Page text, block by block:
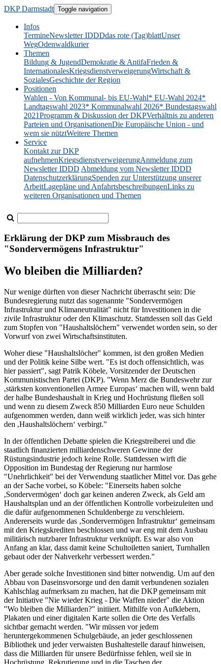
DKP Darmstadt Toggle navigation
Infos
TermineNewsletter IDDDdas rote (Tag)blattUnser
WegOdenwaldkurier
Themen
Bildung & JugendDemokratie & AntifaFrieden &
InternationalesKriegsdienstverweigerungWirtschaft &
SozialesGeschichte der Region
Positionen
Wahlen - Von Kommunal- bis EU-Wahl* EU-Wahl 2024*
Landtagswahl 2023* Kommunalwahl 2026* Bundestagswahl
2021Programm & Diskussion der DKPVerhältnis zu anderen
Parteien und OrganisationenDie Europäische Union - und
wem sie nütztWeitere Themen
Service
Kontakt zur DKP
aufnehmenKriegsdienstverweigerungAnmeldung zum
Newsletter IDDD Abmeldung vom Newsletter IDDD
DatenschutzerklärungSpenden zur Unterstützung unserer
ArbeitLagepläne und AnfahrtsbeschreibungenLinks zu
weiteren Organisationen und Themen
Erklärung der DKP zum Missbrauch des
"Sondervermögens Infrastruktur"
Wo bleiben die Milliarden?
Nur wenige dürften von dieser Nachricht überrascht sein: Die
Bundesregierung nutzt das sogenannte "Sondervermögen
Infrastruktur und Klimaneutralität" nicht für Investitionen in die
zivile Infrastruktur oder den Klimaschutz. Stattdessen soll das Geld
zum Stopfen von "Haushaltslöchern" verwendet worden sein, so der
Vorwurf von zwei Wirtschaftsinstituten.
Woher diese "Haushaltslöcher" kommen, ist den großen Medien
und der Politik keine Silbe wert. "Es ist doch offensichtlich, was
hier passiert", sagt Patrik Köbele, Vorsitzender der Deutschen
Kommunistischen Partei (DKP). "Wenn Merz die Bundeswehr zur
,stärksten konventionellen Armee Europas‘ machen will, wenn bald
der halbe Bundeshaushalt in Krieg und Hochrüstung fließen soll
und wenn zu diesem Zweck 850 Milliarden Euro neue Schulden
aufgenommen werden, dann weiß wirklich jeder, was sich hinter
den ,Haushaltslöchern‘ verbirgt."
In der öffentlichen Debatte spielen die Kriegstreiberei und die
staatlich finanzierten milliardenschweren Gewinne der
Rüstungsindustrie jedoch keine Rolle. Stattdessen wirft die
Opposition im Bundestag der Regierung nur harmlose
"Unehrlichkeit" bei der Verwendung staatlicher Mittel vor. Das gehe
an der Sache vorbei, so Köbele: "Einerseits haben solche
,Sondervermögen‘ doch gar keinen anderen Zweck, als Geld am
Haushaltsplan und an der öffentlichen Kontrolle vorbeizuleiten und
die dafür aufgenommenen Schuldenberge zu verschleiern.
Andererseits wurde das ‚Sondervermögen Infrastruktur‘ gemeinsam
mit den Kriegskrediten beschlossen und war eng mit dem Ausbau
militärisch nutzbarer Infrastruktur verknüpft. Es war also von
Anfang an klar, dass damit keine Schultoiletten saniert, Turnhallen
gebaut oder der Nahverkehr verbessert werden."
Aber gerade solche Investitionen sind bitter notwendig. Um auf den
Abbau von Daseinsvorsorge und den damit verbundenen sozialen
Kahlschlag aufmerksam zu machen, hat die DKP gemeinsam mit
der Initiative "Nie wieder Krieg - Die Waffen nieder" die Aktion
"Wo bleiben die Milliarden?" initiiert. Mithilfe von Aufklebern,
Plakaten und einer digitalen Karte sollen die Orte des Verfalls
sichtbar gemacht werden. "Wir müssen vor jedem
heruntergekommenen Schulgebäude, an jeder geschlossenen
Bibliothek und jeder verwaisten Bushaltestelle darauf hinweisen,
dass die Milliarden für unsere Bedürfnisse fehlen, weil sie in
Hochrüstung, Rekrutierung und in die Taschen der